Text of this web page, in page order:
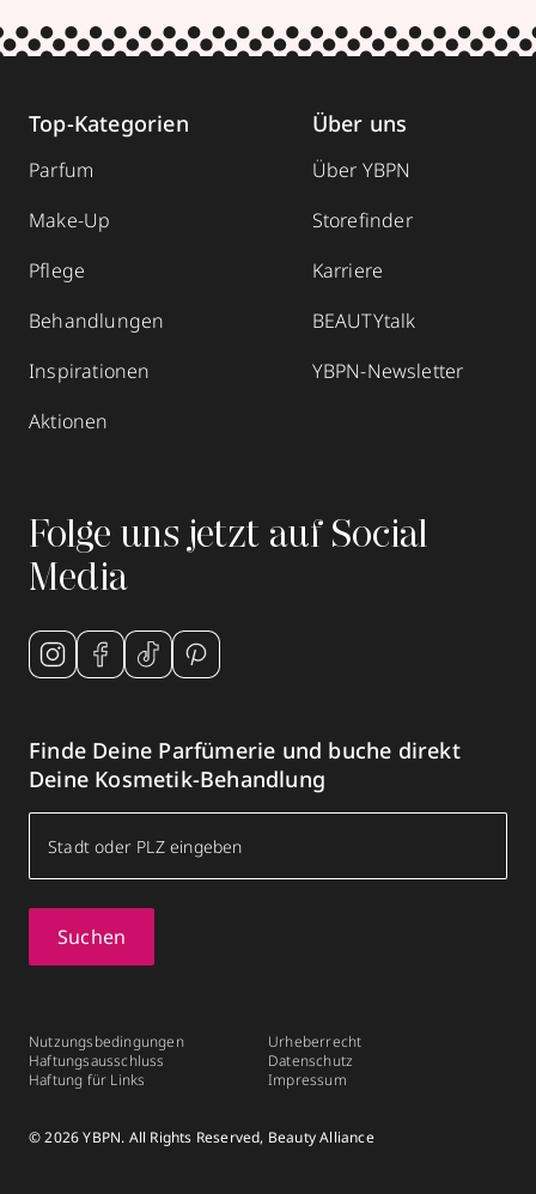
Top-Kategorien
Parfum
Make-Up
Pflege
Behandlungen
Inspirationen
Aktionen
Über uns
Über YBPN
Storefinder
Karriere
BEAUTYtalk
YBPN-Newsletter
Folge uns jetzt auf Social
Media
Finde Deine Parfümerie und buche direkt
Deine Kosmetik-Behandlung
Suchen
Nutzungsbedingungen
Haftungsausschluss
Haftung für Links
Urheberrecht
Datenschutz
Impressum
© 2026 YBPN. All Rights Reserved, Beauty Alliance